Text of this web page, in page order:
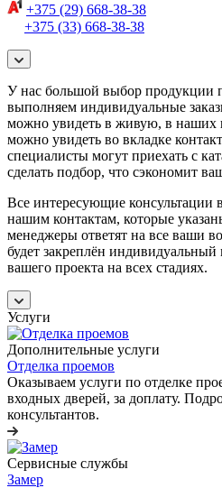
+375 (29) 668-38-38
+375 (33) 668-38-38
У нас большой выбор продукции
выполняем индивидуальные
можно увидеть в живую, в наших
можно увидеть во вкладке
специалисты могут приехать с
сделать подбор, что сэкономит
Все интересующие консультации
нашим контактам, которые
менеджеры ответят на все ваши
будет закреплён
вашего проекта на всех стадиях.
Услуги
Дополнительные услуги
Отделка проемов
Оказываем услуги по отделке
входных дверей, за доплату.
консультантов.
Сервисные службы
Замер